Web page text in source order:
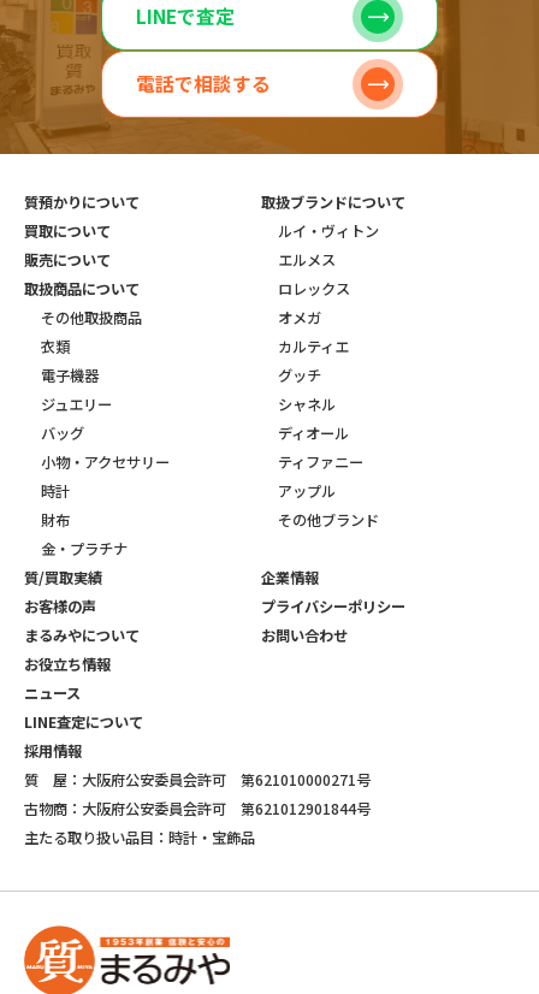
LINEで査定
電話で相談する
質預かりについて
買取について
販売について
取扱商品について
その他取扱商品
衣類
電子機器
ジュエリー
バッグ
小物・アクセサリー
時計
財布
金・プラチナ
取扱ブランドについて
ルイ・ヴィトン
エルメス
ロレックス
オメガ
カルティエ
グッチ
シャネル
ディオール
ティファニー
アップル
その他ブランド
質/買取実績
お客様の声
まるみやについて
お役立ち情報
ニュース
LINE査定について
採用情報
企業情報
プライバシーポリシー
お問い合わせ
質 屋：大阪府公安委員会許可 第621010000271号
古物商：大阪府公安委員会許可 第621012901844号
主たる取り扱い品目：時計・宝飾品